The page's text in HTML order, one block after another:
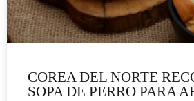
COREA DEL NORTE
SOPA DE PERRO PARA